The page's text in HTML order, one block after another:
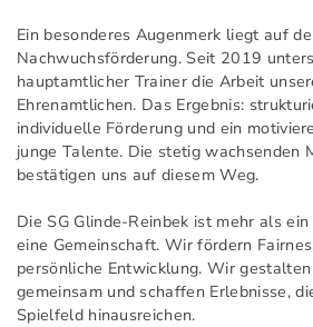
Ein besonderes Augenmerk liegt auf
Nachwuchsförderung. Seit 2019
hauptamtlicher Trainer die Arbeit
Ehrenamtlichen. Das Ergebnis:
individuelle Förderung und ein
junge Talente. Die stetig wachsenden
bestätigen uns auf diesem Weg.
Die SG Glinde-Reinbek ist mehr als
eine Gemeinschaft. Wir fördern
persönliche Entwicklung. Wir
gemeinsam und schaffen Erlebnisse,
Spielfeld hinausreichen.